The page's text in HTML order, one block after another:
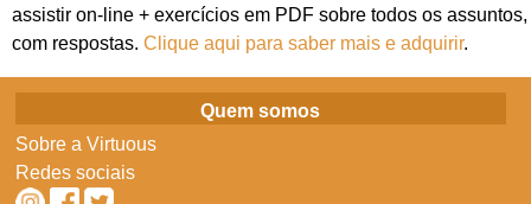
assistir on-line + exercícios em PDF sobre todos os assuntos,
com respostas. Clique aqui para saber mais e adquirir.
Quem somos
Sobre a Virtuous
Redes sociais